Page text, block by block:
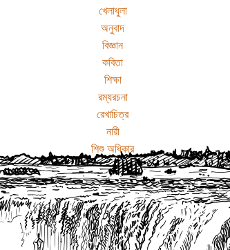
খেলাধুলা
অনুবাদ
বিজ্ঞান
কবিতা
শিক্ষা
রম্যরচনা
রেখাচিত্র
নারী
শিশু অধিকার